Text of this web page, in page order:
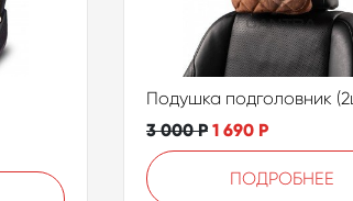
Подушка подголовник
3 000Р 1 690 Р
ПОДРОБНЕЕ